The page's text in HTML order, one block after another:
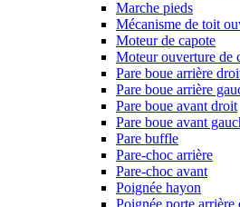
Marche pieds
Mécanisme de toit
Moteur de capote
Moteur ouverture de
Pare boue arrière
Pare boue arrière
Pare boue avant droit
Pare boue avant
Pare buffle
Pare-choc arrière
Pare-choc avant
Poignée hayon
Poignée porte arrière